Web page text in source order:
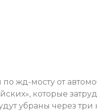
жд-мосту от
которые
убраны через три